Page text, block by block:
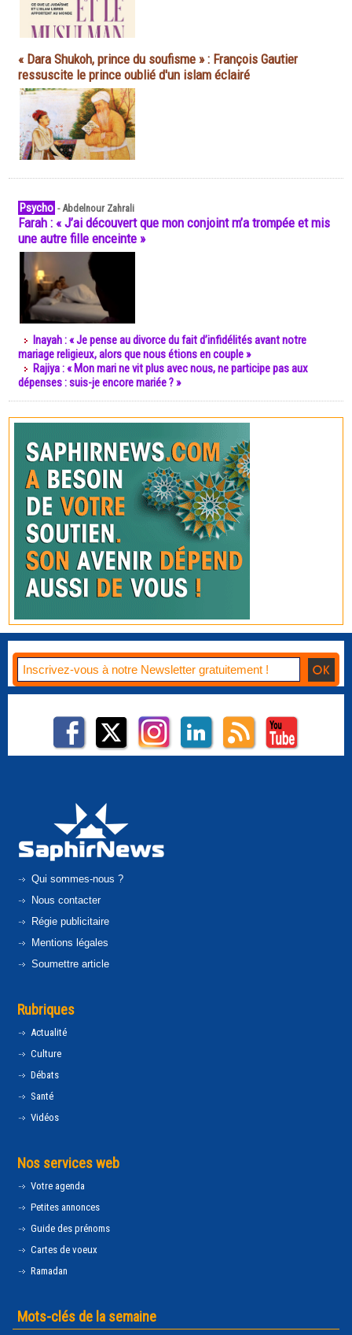
« Dara Shukoh, prince du soufisme » : François Gautier
ressuscite le prince oublié d'un islam éclairé
Psycho -Abdelnour Zahrali
Farah : « J’ai découvert que mon conjoint m’a trompée et mis
une autre fille enceinte »
Inayah : « Je pense au divorce du fait d’infidélités avant notre
mariage religieux, alors que nous étions en couple »
Rajiya : « Mon mari ne vit plus avec nous, ne participe pas aux
dépenses : suis-je encore mariée ? »
Qui sommes-nous ?
Nous contacter
Régie publicitaire
Mentions légales
Soumettre article
Rubriques
Actualité
Culture
Débats
Santé
Vidéos
Nos services web
Votre agenda
Petites annonces
Guide des prénoms
Cartes de voeux
Ramadan
Mots-clés de la semaine